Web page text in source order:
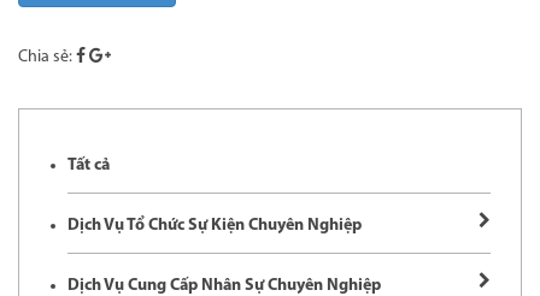
Chia sẻ:
Tất cả
Dịch Vụ Tổ Chức Sự Kiện Chuyên Nghiệp
Dịch Vụ Cung Cấp Nhân Sự Chuyên Nghiệp